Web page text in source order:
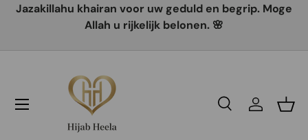
Jazakillahu khairan voor uw geduld en begrip. Moge
Allah u rijkelijk belonen. 🌸
Recherche
Se